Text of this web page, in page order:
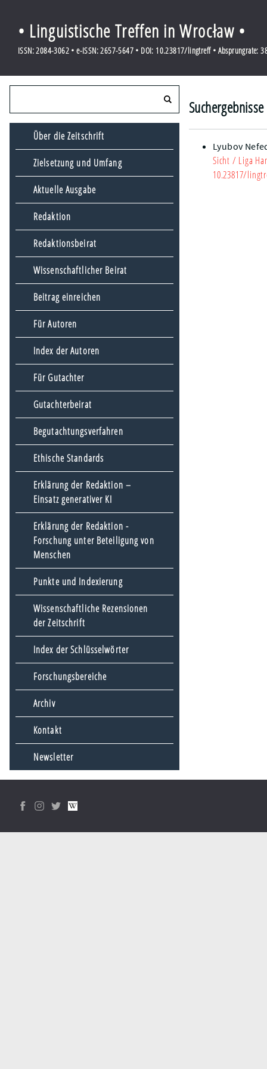
• Linguistische Treffen in Wrocław •
ISSN: 2084-3062 • e-ISSN: 2657-5647 • DOI: 10.23817/lingtreff • Absprungrate:
Über die Zeitschrift
Zielsetzung und Umfang
Aktuelle Ausgabe
Redaktion
Redaktionsbeirat
Wissenschaftlicher Beirat
Beitrag einreichen
Für Autoren
Index der Autoren
Für Gutachter
Gutachterbeirat
Begutachtungsverfahren
Ethische Standards
Erklärung der Redaktion –
Einsatz generativer KI
Erklärung der Redaktion -
Forschung unter Beteiligung von
Menschen
Punkte und Indexierung
Wissenschaftliche Rezensionen
der Zeitschrift
Index der Schlüsselwörter
Forschungsbereiche
Archiv
Kontakt
Newsletter
Lyubov
Sicht / Liga
10.23817/